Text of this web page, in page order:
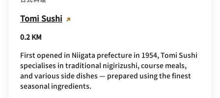
Tomi Sushi
0.2 KM
First opened in Niigata prefecture in 1954, Tomi Sushi
specialises in traditional nigirizushi, course meals,
and various side dishes — prepared using the finest
seasonal ingredients.